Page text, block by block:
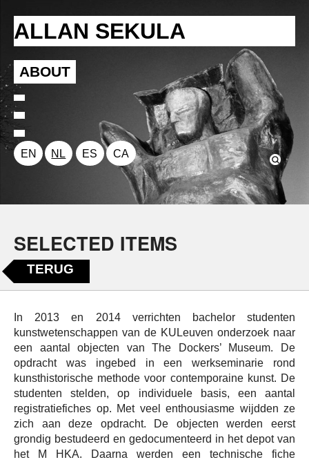
ALLAN SEKULA
ABOUT
EN NL ES CA
SELECTED ITEMS
TERUG
In 2013 en 2014 verrichten bachelor studenten
kunstwetenschappen van de KULeuven onderzoek naar
een aantal objecten van The Dockers’ Museum. De
opdracht was ingebed in een werkseminarie rond
kunsthistorische methode voor contemporaine kunst. De
studenten stelden, op individuele basis, een aantal
registratiefiches op. Met veel enthousiasme wijdden ze
zich aan deze opdracht. De objecten werden eerst
grondig bestudeerd en gedocumenteerd in het depot van
het M HKA. Daarna werden een technische fiche